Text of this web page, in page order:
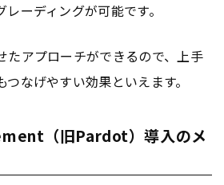
ーディングが可能です。
たアプローチができるので、上手
なげやすい効果といえます。
（旧Pardot）導入のメ